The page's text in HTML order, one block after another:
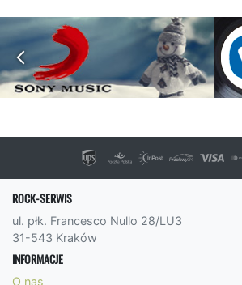
ROCK-SERWIS
ul. płk. Francesco Nullo 28/LU3
31-543 Kraków
INFORMACJE
O nas